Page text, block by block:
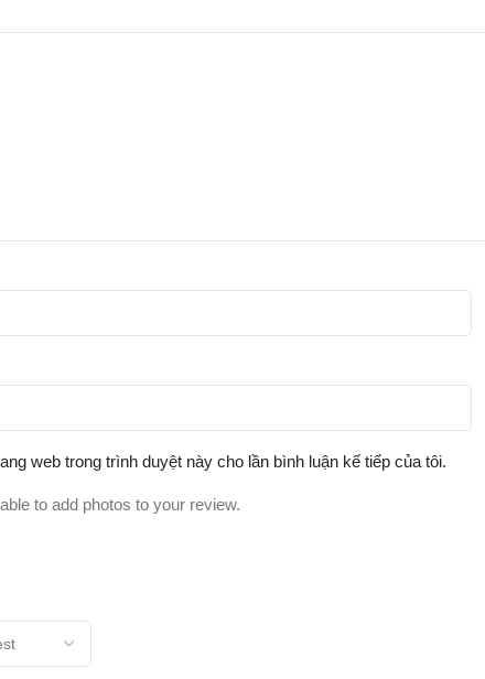
web trong trình duyệt này cho lần bình luận kế tiếp của tôi.
to add photos to your review.